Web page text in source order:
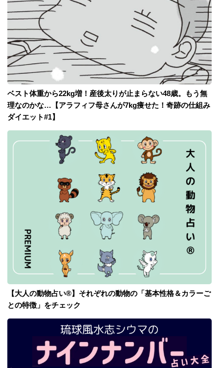
ベスト体重から22kg増！産後太りが止まらない48歳。もう無
理なのかな…【アラフィフ母さんが7kg痩せた！奇跡の仕組み
ダイエット#1】
【大人の動物占い®】それぞれの動物の「基本性格＆カラーご
との特徴」をチェック